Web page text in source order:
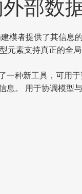
部数
模者提供了其信息
元素支持真正的全
一种新工具，可用
息。 用于协调模型